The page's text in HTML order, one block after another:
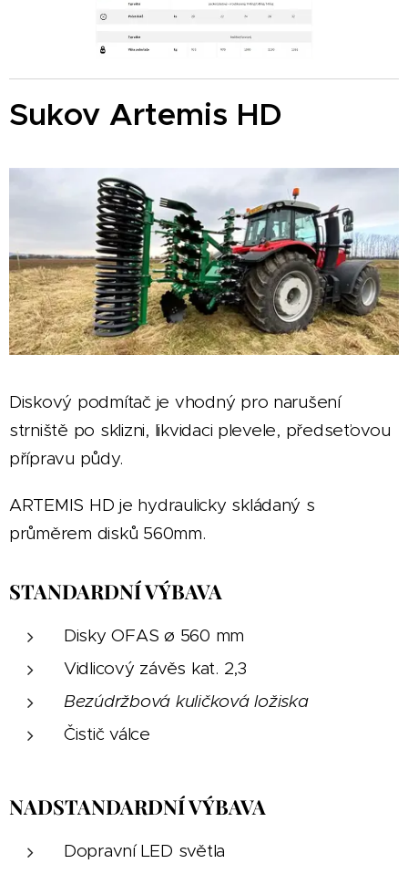
Sukov Artemis HD
Diskový podmítač je vhodný pro narušení
strniště po sklizni, likvidaci plevele, předseťovou
přípravu půdy.
ARTEMIS HD je hydraulicky skládaný s
průměrem disků 560mm.
STANDARDNÍ VÝBAVA
Disky OFAS ø 560 mm
Vidlicový závěs kat. 2,3
Bezúdržbová kuličková ložiska
Čistič válce
NADSTANDARDNÍ VÝBAVA
Dopravní LED světla